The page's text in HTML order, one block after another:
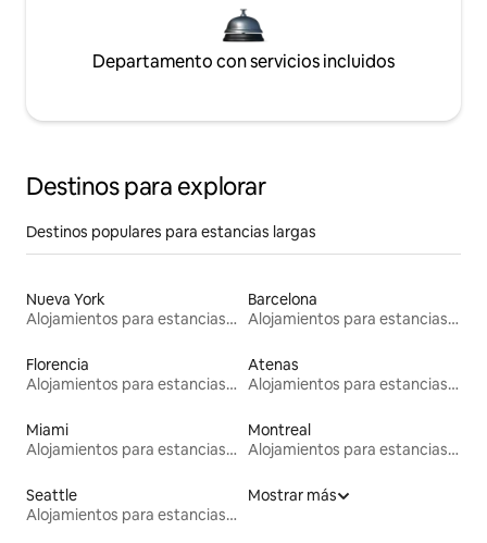
Departamento con servicios incluidos
Destinos para explorar
Destinos populares para estancias largas
Nueva York
Alojamientos para estancias largas
Barcelona
Alojamientos para estancias largas
Florencia
Alojamientos para estancias largas
Atenas
Alojamientos para estancias largas
Miami
Alojamientos para estancias largas
Montreal
Alojamientos para estancias largas
Seattle
Alojamientos para estancias largas
Mostrar más